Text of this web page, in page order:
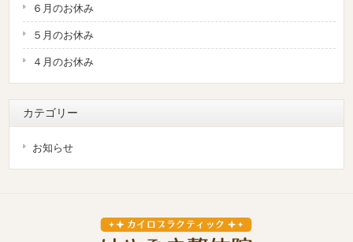
６月のお休み
５月のお休み
４月のお休み
カテゴリー
お知らせ